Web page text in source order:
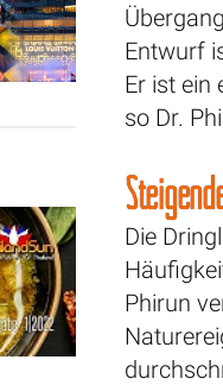
Entwurf
Er ist ein
so Dr.
Die
Phirun